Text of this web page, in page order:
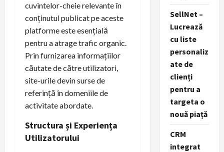
cuvintelor-cheie relevante în
conținutul publicat pe aceste
platforme este esențială
pentru a atrage trafic organic.
Prin furnizarea informațiilor
căutate de către utilizatori,
site-urile devin surse de
referință în domeniile de
activitate abordate.
Structura și Experiența
Utilizatorului
SellNet –
Lucrează
cu liste
personaliz
ate de
clienți
pentru a
targeta o
nouă piață
CRM
integrat